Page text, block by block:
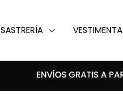
SASTRERÍA VESTIMENTA